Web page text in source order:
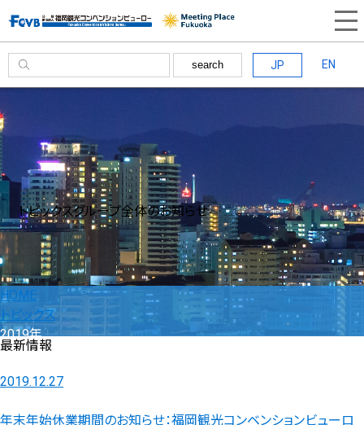
search JP EN
トピックスグループ全体のお知らせ
HOME
トピックス
2019年
最新情報
2019.12.27
年末年始休業期間のお知らせ：福岡観光コンベンションビューロ